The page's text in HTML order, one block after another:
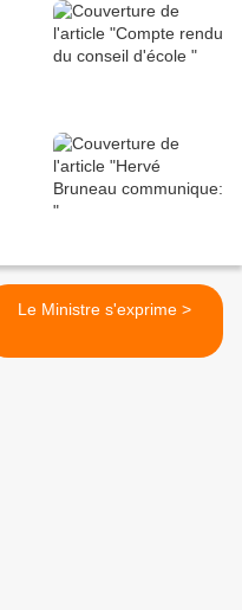
Le Ministre s'exprime >